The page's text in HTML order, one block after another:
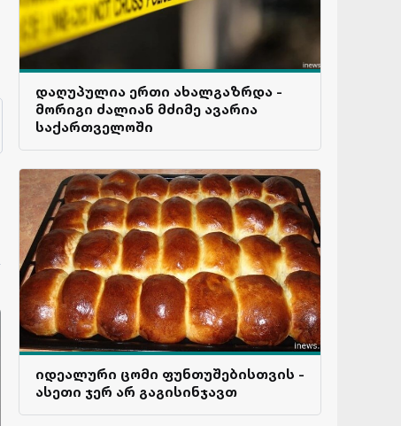
დაღუპულია ერთი ახალგაზრდა -
მორიგი ძალიან მძიმე ავარია
საქართველოში
იდეალური ცომი ფუნთუშებისთვის -
ასეთი ჯერ არ გაგისინჯავთ